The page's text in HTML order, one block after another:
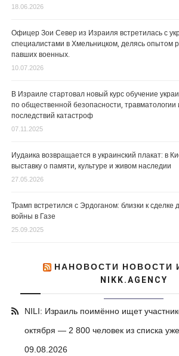
18.06.2026
Офицер Зои Север из Израиля встретилась с
специалистами в Хмельницком, делясь опытом
павших военных.
10.07.2026
В Израиле стартовал новый курс обучение
по общественной безопасности,
последствий катастроф
07.11.2025
Иудаика возвращается в украинский плакат: в
выставку о памяти, культуре и живом наследии
27.05.2026
Трамп встретился с Эрдоганом: близки к
войны в Газе
25.09.2025
НАНОВОСТИ НОВОСТИ
NIKK.AGENCY
NILI: Израиль поимённо ищет
октября — 2 800 человек из списка
09.08.2026